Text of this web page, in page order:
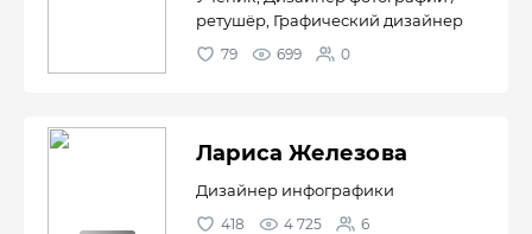
ретушёр, Графический дизайнер
79 699 0
Лариса Железова
Дизайнер инфографики
418 4 725 6